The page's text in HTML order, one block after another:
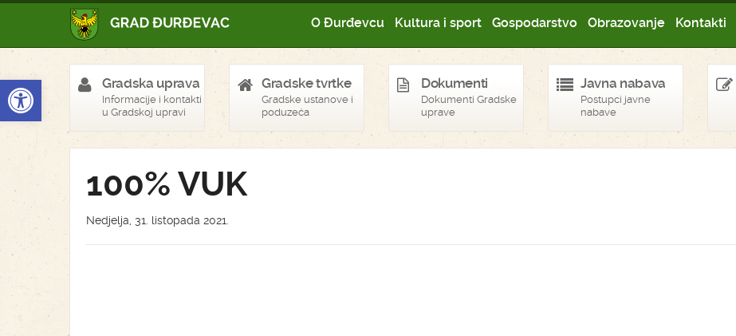
Open toolbar
O Đurđevcu Kultura i sport Gospodarstvo Obrazovanje Kontakti
Gradska uprava
Informacije i kontakti
u Gradskoj upravi
Gradske tvrtke
Gradske ustanove i
poduzeća
Dokumenti
Dokumenti Gradske
uprave
Javna nabava
Postupci javne
nabave
100% VUK
Nedjelja, 31. listopada 2021.